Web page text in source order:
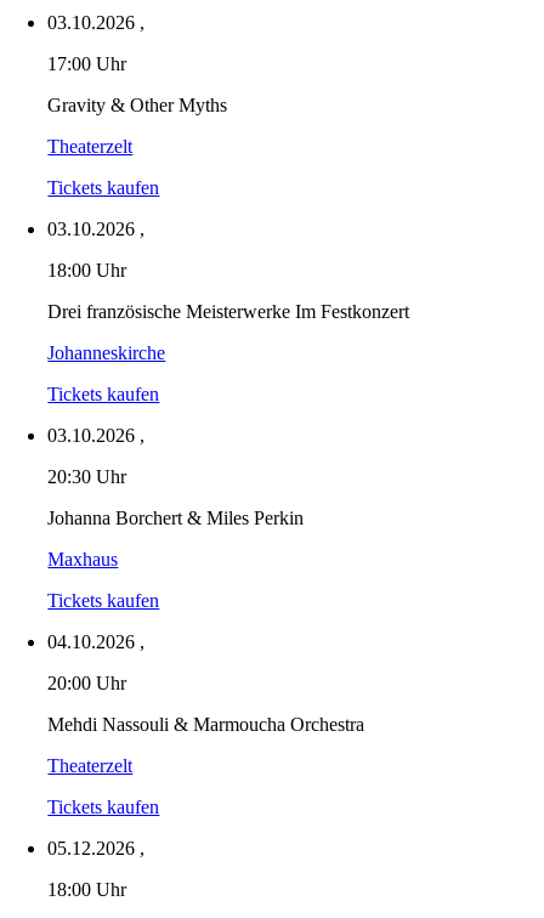
03.10.2026 ,
17:00 Uhr
Gravity & Other Myths
Theaterzelt
Tickets kaufen
03.10.2026 ,
18:00 Uhr
Drei französische Meisterwerke Im Festkonzert
Johanneskirche
Tickets kaufen
03.10.2026 ,
20:30 Uhr
Johanna Borchert & Miles Perkin
Maxhaus
Tickets kaufen
04.10.2026 ,
20:00 Uhr
Mehdi Nassouli & Marmoucha Orchestra
Theaterzelt
Tickets kaufen
05.12.2026 ,
18:00 Uhr